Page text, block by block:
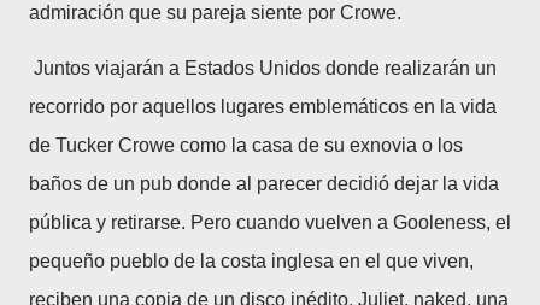
admiración que su pareja siente por Crowe.
Juntos viajarán a Estados Unidos donde realizarán un
recorrido por aquellos lugares emblemáticos en la vida
de Tucker Crowe como la casa de su exnovia o los
baños de un pub donde al parecer decidió dejar la vida
pública y retirarse. Pero cuando vuelven a Gooleness, el
pequeño pueblo de la costa inglesa en el que viven,
reciben una copia de un disco inédito, Juliet, naked, una